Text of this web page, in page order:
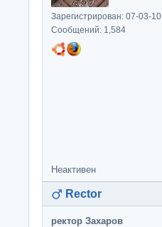
Зарегистрирован: 07-03-10
Сообщений: 1,584
Неактивен
Rector
ректор Захаров